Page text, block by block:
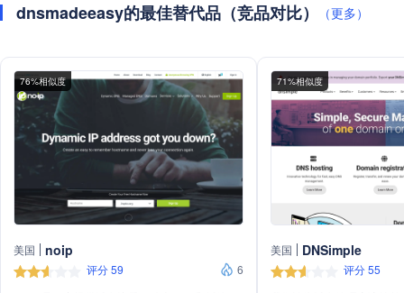
dnsmadeeasy的最佳替代品（竞品对比） （更多）
76%相似度
美国 noip
评分 59
6
71%相似度
美国 DNSimple
评分 55